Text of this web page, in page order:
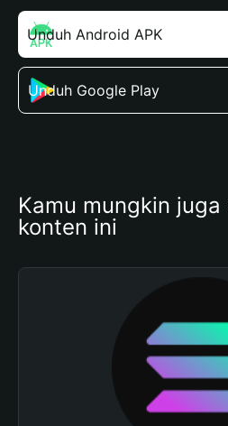
Unduh Android APK
Unduh Google Play
Kamu mungkin
konten ini